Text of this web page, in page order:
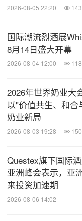
关键词： 饮品 电脑
分享到：
2026-08-05 22:20
国际潮流烈酒展
8月14日盛大开幕
2026-08-04 12:00
2026年世界奶业大
以"价值共生、和合
奶业新局
2026-08-03 19:28
Questex旗下国际
亚洲峰会表示，亚
来投资加速期
2026-08-06 14:02